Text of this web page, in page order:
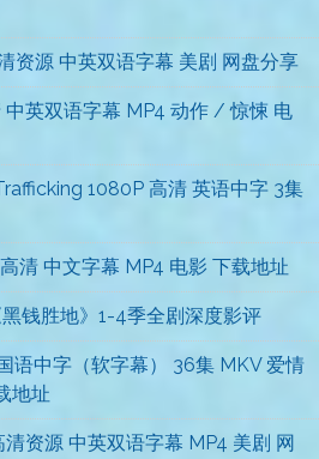
资源 中英双语字幕 美剧 网盘分享
英双语字幕 MP4 动作 / 惊悚 电
1080P 高清 英语中字 3集
清 中文字幕 MP4 电影 下载地址
钱胜地》1-4季全剧深度影评
语中字（软字幕） 36集 MKV 爱情
地址
资源 中英双语字幕 MP4 美剧 网